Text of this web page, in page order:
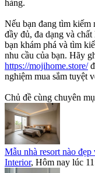
hàng.
Nếu bạn đang tìm kiếm
đầy đủ, đa dạng và chất
bạn khám phá và tìm
nhu cầu của bạn. Hãy
https://mojihome.store/
nghiệm mua sắm tuyệt
Chủ đề cùng chuyên
Mẫu nhà resort nào
Interior, Hôm nay lúc